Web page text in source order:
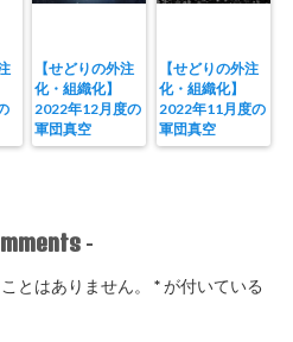
【せどりの外注
化・組織化】
2022年12月度の
軍団真空
【せどりの外注
化・組織化】
2022年11月度の
軍団真空
-
とはありません。 *が付いている